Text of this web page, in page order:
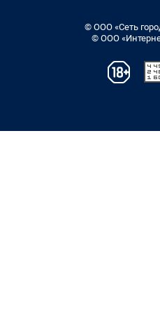
© ООО «Сеть
© ООО